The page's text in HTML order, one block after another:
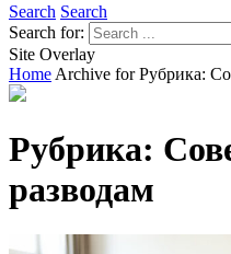
Search Search
Search for:
Site Overlay
Home Archive forРубрика:
Рубрика:
разводам